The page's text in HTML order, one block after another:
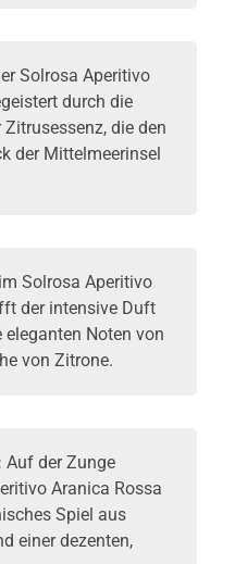
Solrosa Aperitivo
durch die
die den
der Mittelmeerinsel
Solrosa Aperitivo
der intensive Duft
Noten von
von Zitrone.
Auf der Zunge
Aranica Rossa
Spiel aus
einer dezenten,